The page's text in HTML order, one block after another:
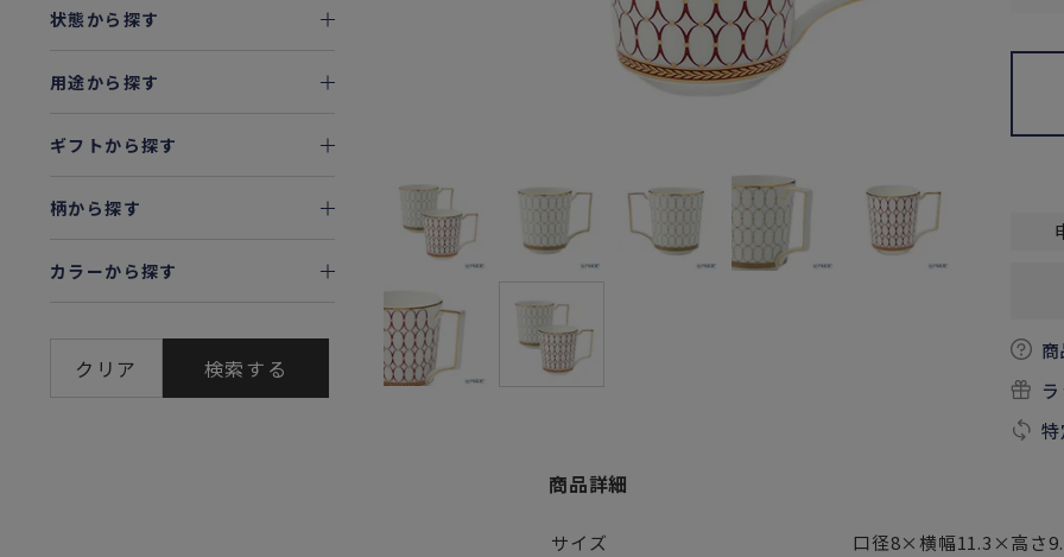
状態から探す
用途から探す
ギフトから探す
柄から探す
カラーから探す
クリア 検索する
商品詳細
サイズ 口径8×横幅11.3×高さ